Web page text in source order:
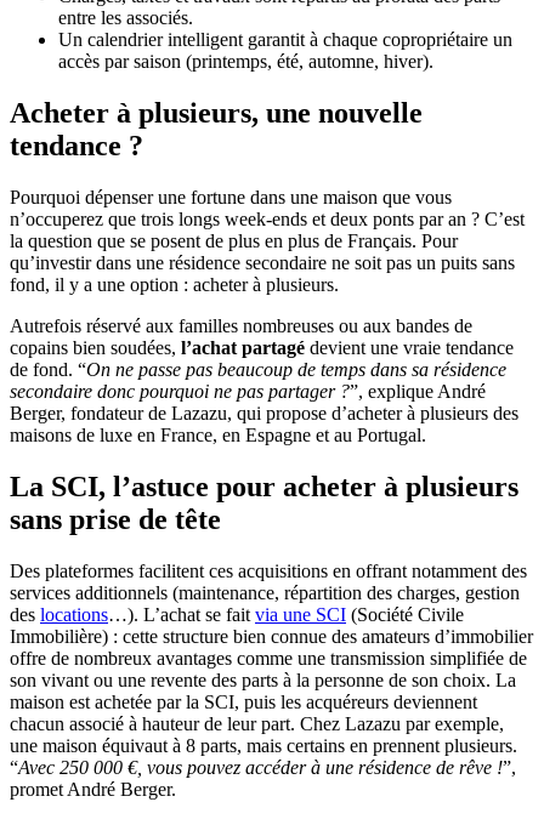
entre les associés.
Un calendrier intelligent garantit à chaque copropriétaire un
accès par saison (printemps, été, automne, hiver).
Acheter à plusieurs, une nouvelle
tendance ?
Pourquoi dépenser une fortune dans une maison que vous
n’occuperez que trois longs week-ends et deux ponts par an ? C’est
la question que se posent de plus en plus de Français. Pour
qu’investir dans une résidence secondaire ne soit pas un puits sans
fond, il y a une option : acheter à plusieurs.
Autrefois réservé aux familles nombreuses ou aux bandes de
copains bien soudées, l’achat partagé devient une vraie tendance
de fond. “On ne passe pas beaucoup de temps dans sa résidence
secondaire donc pourquoi ne pas partager ?”, explique André
Berger, fondateur de Lazazu, qui propose d’acheter à plusieurs des
maisons de luxe en France, en Espagne et au Portugal.
La SCI, l’astuce pour acheter à plusieurs
sans prise de tête
Des plateformes facilitent ces acquisitions en offrant notamment des
services additionnels (maintenance, répartition des charges, gestion
des locations…). L’achat se fait via une SCI (Société Civile
Immobilière) : cette structure bien connue des amateurs d’immobilier
offre de nombreux avantages comme une transmission simplifiée de
son vivant ou une revente des parts à la personne de son choix. La
maison est achetée par la SCI, puis les acquéreurs deviennent
chacun associé à hauteur de leur part. Chez Lazazu par exemple,
une maison équivaut à 8 parts, mais certains en prennent plusieurs.
“Avec 250 000 €, vous pouvez accéder à une résidence de rêve !”,
promet André Berger.